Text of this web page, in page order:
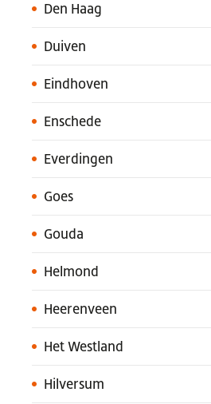
Den Haag
Duiven
Eindhoven
Enschede
Everdingen
Goes
Gouda
Helmond
Heerenveen
Het Westland
Hilversum